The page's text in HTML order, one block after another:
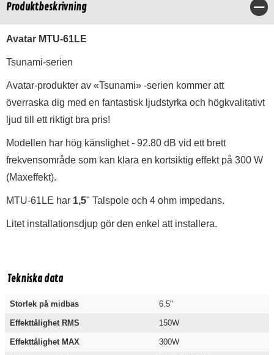
Produktbeskrivning
Avatar MTU-61LE
Tsunami-serien
Avatar-produkter av «Tsunami» -serien kommer att
överraska dig med en fantastisk ljudstyrka och högkvalitativt
ljud till ett riktigt bra pris!
Modellen har hög känslighet - 92.80 dB vid ett brett
frekvensområde som kan klara en kortsiktig effekt på 300 W
(Maxeffekt).
MTU-61LE har 1,5" Talspole och 4 ohm impedans.
Litet installationsdjup gör den enkel att installera.
Tekniska data
Storlek på midbas 6.5"
Effekttålighet RMS 150W
Effekttålighet MAX 300W